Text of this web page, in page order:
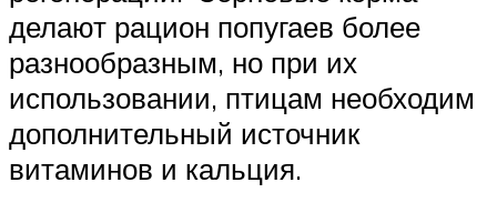
делают рацион попугаев более
разнообразным, но при их
использовании, птицам необходим
дополнительный источник
витаминов и кальция.